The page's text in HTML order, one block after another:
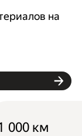
на
000 км